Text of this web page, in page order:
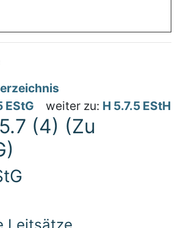
EStG weiter zu: H 5.7.5 EStH
(4) (Zu
Leitsätze